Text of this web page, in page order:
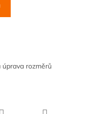
úprava rozměrů